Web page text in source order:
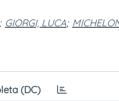
GIORGI, LUCA;
(DC)